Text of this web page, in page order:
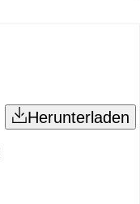
Herunterladen